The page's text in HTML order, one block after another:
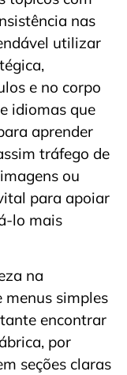
nas
utilizar
e no corpo
idiomas que
aprender
tráfego de
ou
para apoiar
lo mais
na
menus simples
encontrar
por
seções claras